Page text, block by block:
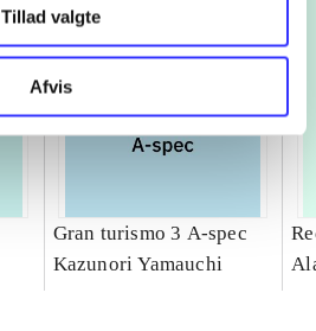
Tillad valgte
Afvis
Gran turismo 3 A-spec
Kazunori Yamauchi